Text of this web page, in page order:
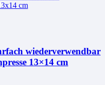
wiederverwendbar
13×14 cm